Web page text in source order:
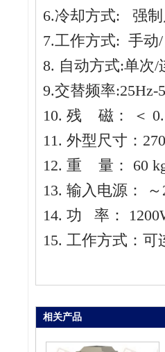
6.冷却方式: 强
7.工作方式: 手动
8. 自动方式:单次/
9.交替频率:25Hz-
10. 残 磁： ＜
11. 外型尺寸：
12. 重 量： 60
13. 输入电源：
14. 功 率：
15. 工作方式：可
相关产品